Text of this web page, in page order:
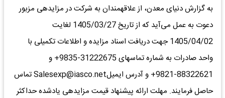
به گزارش دنیای معدن، از علاقه‎مندان به شرکت در مزایده‎ی مزبور
دعوت به ‎عمل می‌آید که از تاریخ 1405/03/27 لغایت
1405/04/02 جهت دریافت اسناد مزایده و اطلاعات تکمیلی‎ با
واحد صادرات به شماره تماس‎های 31222675-9835+ و
88322621-9821+ و آدرس ایمیلSalesexp@iasco.net تماس
حاصل فرمایند. مهلت ارائه پیشنهاد قیمت مزایده‎ی یادشده حداکثر